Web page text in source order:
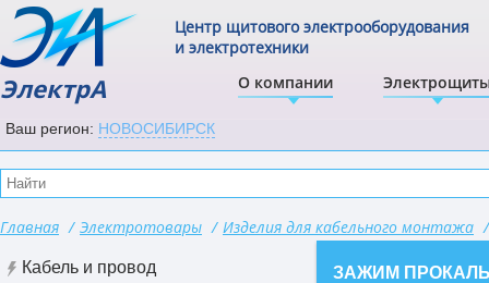
ЭлектрА О компании
Центр щитового электрооборудования
и электротехники
Ваш регион: НОВОСИБИРСК
Главная / Электротовары / Изделия для кабельного монтажа /
Кабель и провод
ЗАЖИМ